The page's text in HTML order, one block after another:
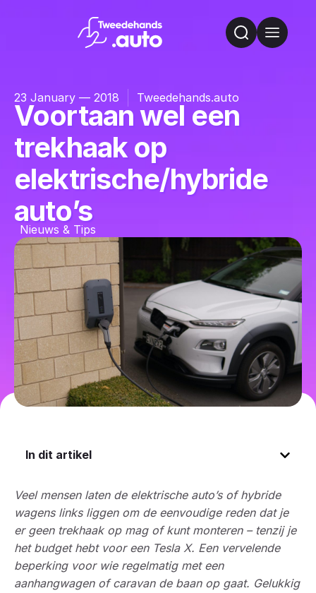
23 January — 2018 Tweedehands.auto
Voortaan wel een
trekhaak op
elektrische/hybride
auto’s
Nieuws & Tips
Veel mensen laten de elektrische auto’s of hybride
wagens links liggen om de eenvoudige reden dat je
er geen trekhaak op mag of kunt monteren – tenzij je
het budget hebt voor een Tesla X. Een vervelende
beperking voor wie regelmatig met een
aanhangwagen of caravan de baan op gaat. Gelukkig
In dit artikel